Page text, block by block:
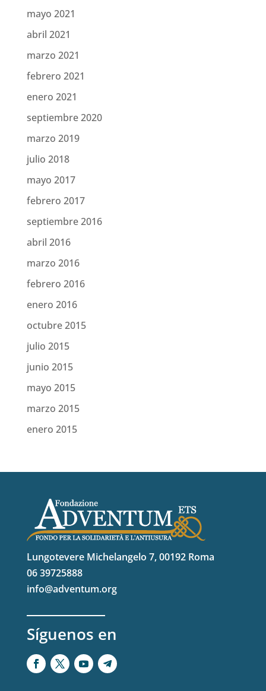
mayo 2021
abril 2021
marzo 2021
febrero 2021
enero 2021
septiembre 2020
marzo 2019
julio 2018
mayo 2017
febrero 2017
septiembre 2016
abril 2016
marzo 2016
febrero 2016
enero 2016
octubre 2015
julio 2015
junio 2015
mayo 2015
marzo 2015
enero 2015
Lungotevere Michelangelo 7, 00192 Roma
06 39725888
info@adventum.org
Síguenos en